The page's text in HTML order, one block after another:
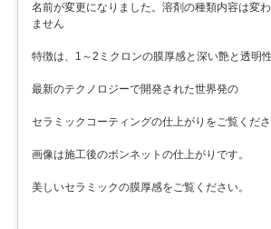
名前が変更になりました。溶剤の種類内容は変
ません
特徴は、1～2ミクロンの膜厚感と深い艶と透明性
最新のテクノロジーで開発された世界発の
セラミックコーティングの仕上がりをご覧くだ
画像は施工後のボンネットの仕上がりです。
美しいセラミックの膜厚感をご覧ください。